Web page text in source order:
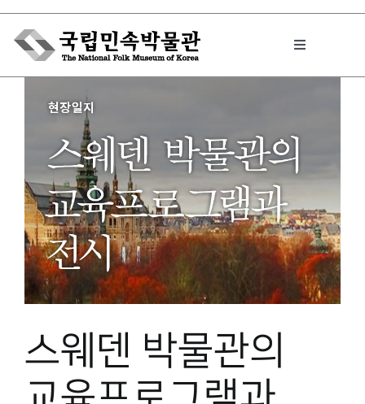
Skip
content
Toggle
박물관에서는
민속이야기
민속 인사이드
원문보기 PDF
박물관 홈페이지
스웨덴​ 박물관의